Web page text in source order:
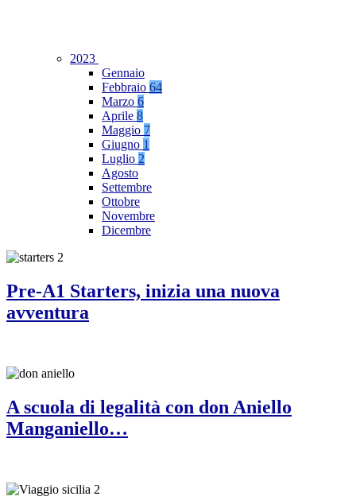
2023
Gennaio
Febbraio 64
Marzo 6
Aprile 8
Maggio 7
Giugno 1
Luglio 2
Agosto
Settembre
Ottobre
Novembre
Dicembre
Pre-A1 Starters, inizia una nuova
avventura
A scuola di legalità con don Aniello
Manganiello…